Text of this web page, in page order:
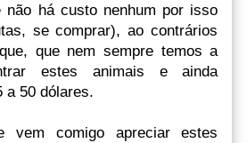
não há custo nenhum por isso
se comprar), ao contrários
que nem sempre temos a
estes animais e ainda
a 50 dólares.
vem comigo apreciar estes